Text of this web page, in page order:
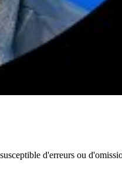
d'erreurs ou